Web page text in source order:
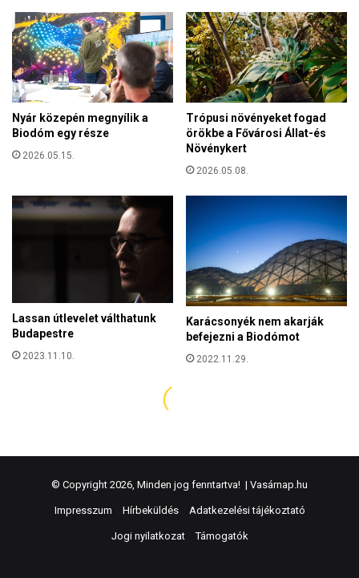
© Copyright 2026, Minden jog fenntartva! | Vasárnap.hu
Impresszum Hírbeküldés Adatkezelési tájékoztató
Jogi nyilatkozat Támogatók